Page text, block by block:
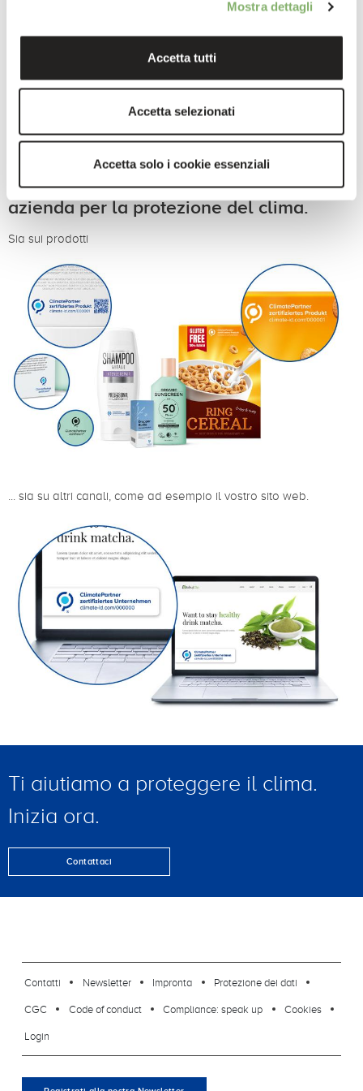
Mostra dettagli
Accetta tutti
Accetta selezionati
Accetta solo i cookie essenziali
L'etichetta ClimatePartner certified,
rende visibile l' impegno della tua
azienda per la protezione del clima.
Sia sui prodotti
... sia su altri canali, come ad esempio il vostro sito web.
Ti aiutiamo a proteggere il clima.
Inizia ora.
Contattaci
Contatti Newsletter Impronta
Protezione dei dati
CGC
Code of conduct Compliance: speak up
Cookies
Login